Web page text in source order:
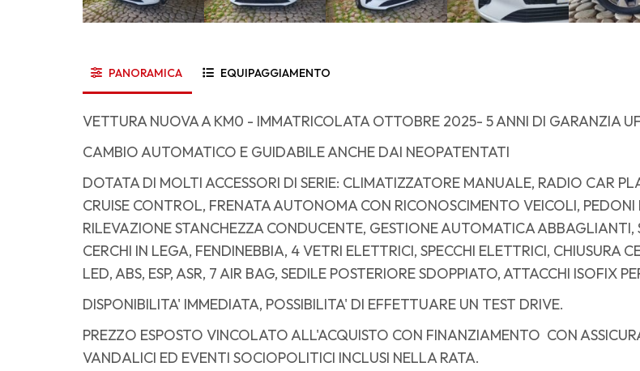
PANORAMICA EQUIPAGGIAMENTO
VETTURA NUOVA A KM0 - IMMATRICOLATA OTTOBRE 2025- 5 ANNI DI GARANZIA
CAMBIO AUTOMATICO E GUIDABILE ANCHE DAI NEOPATENTATI
DOTATA DI MOLTI ACCESSORI DI SERIE: CLIMATIZZATORE MANUALE, RADIO CAR
CRUISE CONTROL, FRENATA AUTONOMA CON RICONOSCIMENTO VEICOLI,
RILEVAZIONE STANCHEZZA CONDUCENTE, GESTIONE AUTOMATICA
CERCHI IN LEGA, FENDINEBBIA, 4 VETRI ELETTRICI, SPECCHI ELETTRICI,
LED, ABS, ESP, ASR, 7 AIR BAG, SEDILE POSTERIORE SDOPPIATO, ATTACCHI ISOFIX
DISPONIBILITA' IMMEDIATA, POSSIBILITA' DI EFFETTUARE UN TEST DRIVE.
PREZZO ESPOSTO VINCOLATO ALL'ACQUISTO CON FINANZIAMENTO CON
VANDALICI ED EVENTI SOCIOPOLITICI INCLUSI NELLA RATA.